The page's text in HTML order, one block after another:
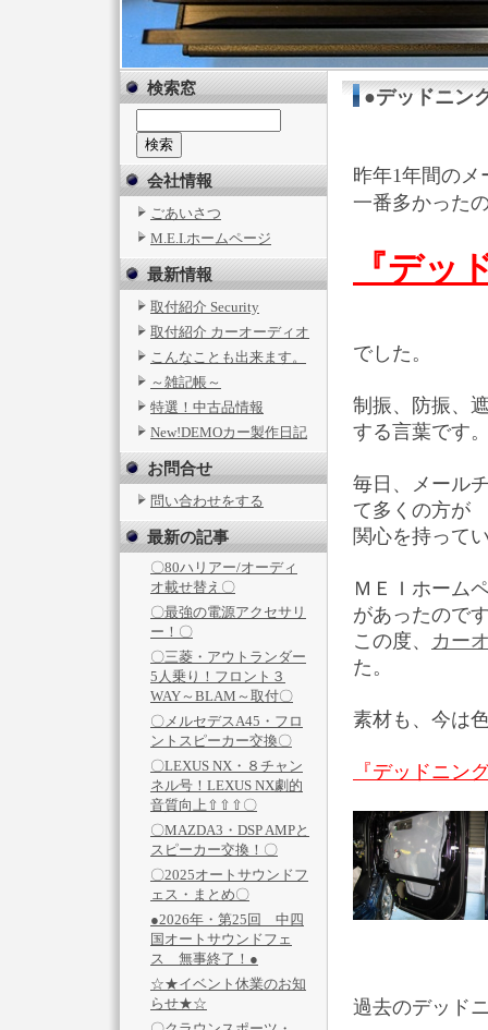
検索窓
会社情報
ごあいさつ
M.E.I.ホームページ
最新情報
取付紹介 Security
取付紹介 カーオーディオ
こんなことも出来ます。
～雑記帳～
特選！中古品情報
New!DEMOカー製作日記
お問合せ
問い合わせをする
最新の記事
〇80ハリアー/オーディ
オ載せ替え〇
〇最強の電源アクセサリ
ー！〇
〇三菱・アウトランダー
5人乗り！フロント３
WAY～BLAM～取付〇
〇メルセデスA45・フロ
ントスピーカー交換〇
〇LEXUS NX・８チャン
ネル号！LEXUS NX劇的
音質向上⇧⇧⇧〇
〇MAZDA3・DSP AMPと
スピーカー交換！〇
〇2025オートサウンドフ
ェス・まとめ〇
●2026年・第25回 中四
国オートサウンドフェ
ス 無事終了！●
☆★イベント休業のお知
らせ★☆
●デッドニン
昨年1年間の
一番多かった
『デッ
でした。
制振、防振、
する言葉です
毎日、メール
て多くの方が
関心を持って
ＭＥＩホーム
があったので
この度、 カー
た。
素材も、今は
『デッドニン
過去のデッド